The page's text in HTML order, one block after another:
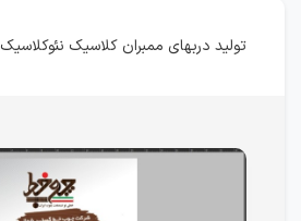
تولید دربهای ممبران کلاسیک نئوکلاسیک